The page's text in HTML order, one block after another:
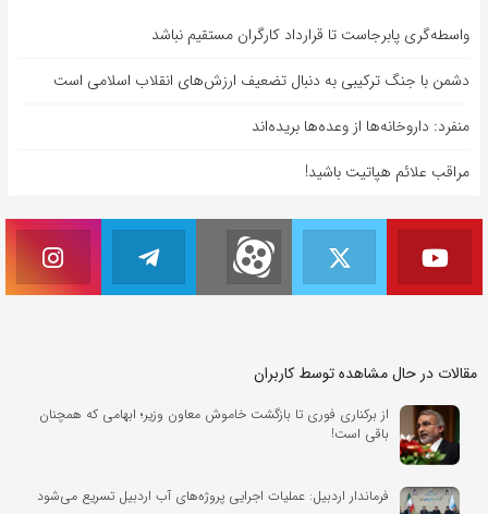
واسطه‌گری پابرجاست تا قرارداد کارگران مستقیم نباشد
دشمن با جنگ ترکیبی به دنبال تضعیف ارزش‌های انقلاب اسلامی است
منفرد: داروخانه‌ها از وعده‌ها بریده‌اند
مراقب علائم هپاتیت باشید!
مقالات در حال مشاهده توسط کاربران
از برکناری فوری تا بازگشت خاموش معاون وزیر؛ ابهامی که همچنان
باقی است!
فرماندار اردبیل: عملیات اجرایی پروژه‌های آب اردبیل تسریع می‌شود